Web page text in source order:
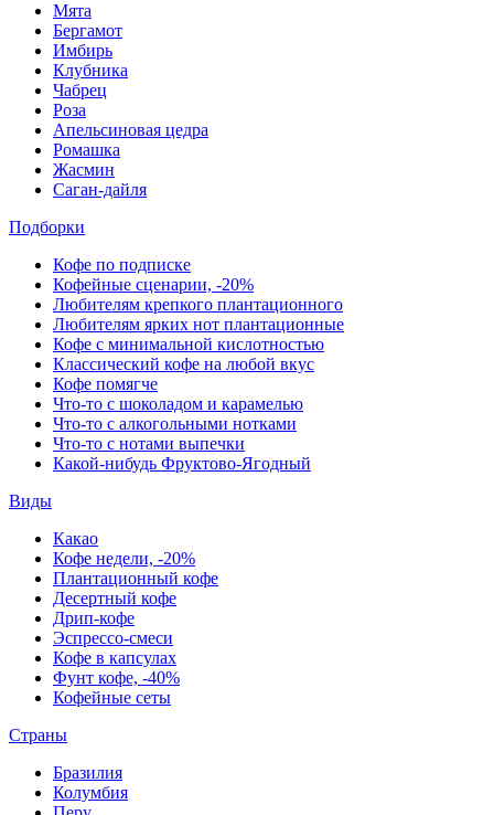
Мята
Бергамот
Имбирь
Клубника
Чабрец
Роза
Апельсиновая цедра
Ромашка
Жасмин
Саган-дайля
Подборки
Кофе по подписке
Кофейные сценарии, -20%
Любителям крепкого плантационного
Любителям ярких нот плантационные
Кофе с минимальной кислотностью
Классический кофе на любой вкус
Кофе помягче
Что-то с шоколадом и карамелью
Что-то с алкогольными нотками
Что-то с нотами выпечки
Какой-нибудь Фруктово-Ягодный
Виды
Какао
Кофе недели, -20%
Плантационный кофе
Десертный кофе
Дрип-кофе
Эспрессо-смеси
Кофе в капсулах
Фунт кофе, -40%
Кофейные сеты
Страны
Бразилия
Колумбия